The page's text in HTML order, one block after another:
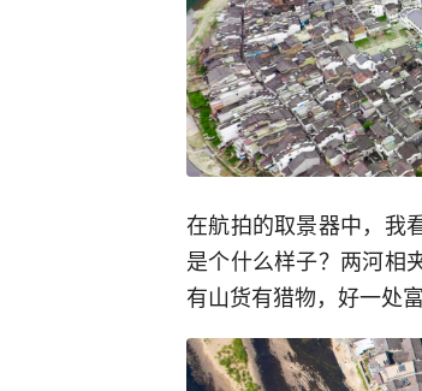
在航拍的取景器中，我
是个什么样子？两河相
有山货有猎物，好一处